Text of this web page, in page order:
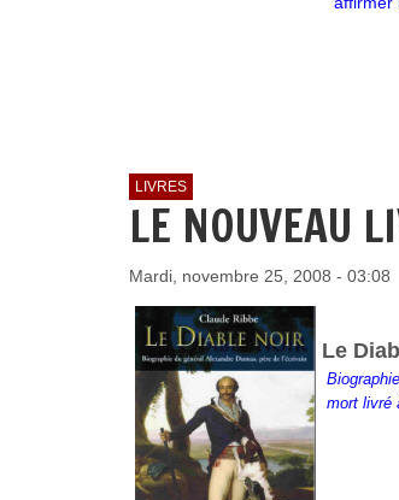
LIVRES
LE NOUVEAU
Mardi, novembre 25, 2008 - 03:08
Le
mort livré